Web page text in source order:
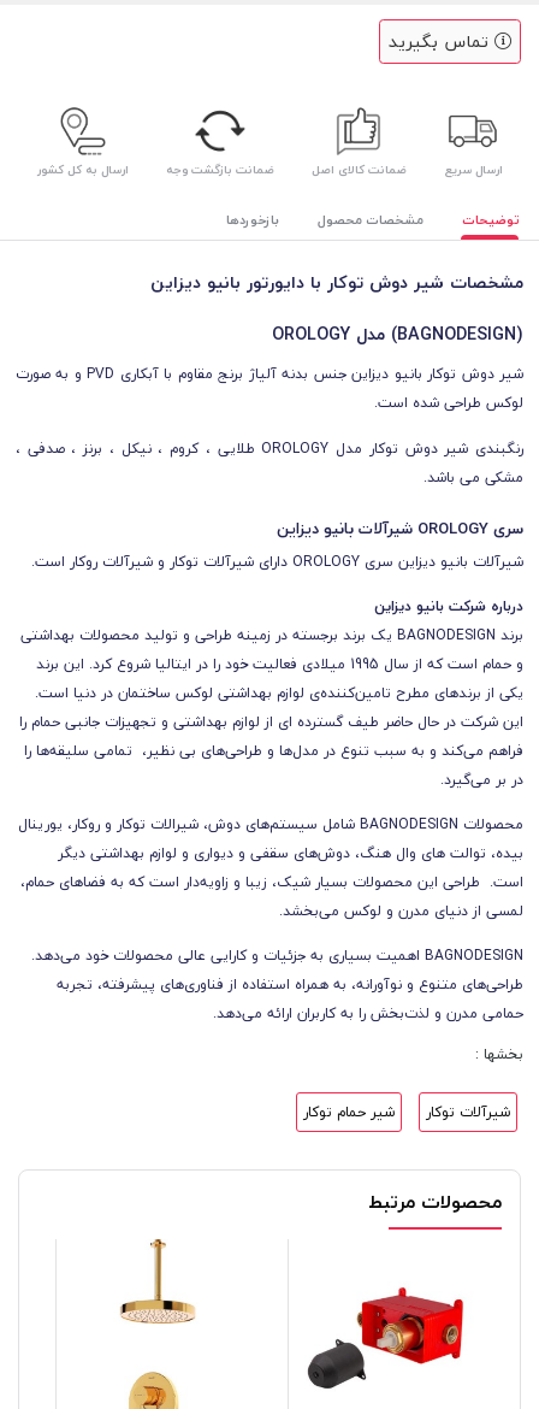
تماس بگیرید
ارسال سریع ضمانت کالای اصل ضمانت بازگشت وجه ارسال به کل کشور
توضیحات مشخصات محصول بازخوردها
مشخصات شیر دوش توکار با دایورتور بانیو دیزاین
(BAGNODESIGN) مدل OROLOGY
شیر دوش توکار بانیو دیزاین جنس بدنه آلیاژ برنج مقاوم با آبکاری PVD و به صورت
لوکس طراحی شده است.
رنگبندی شیر دوش توکار مدل OROLOGY طلایی ، کروم ، نیکل ، برنز ، صدفی ،
مشکی می باشد.
سری OROLOGY شیرآلات بانیو دیزاین
شیرآلات بانیو دیزاین سری OROLOGY دارای شیرآلات توکار و شیرآلات روکار است.
درباره شرکت بانیو دیزاین
برند BAGNODESIGN یک برند برجسته در زمینه طراحی و تولید محصولات بهداشتی
و حمام است که از سال 1995 میلادی فعالیت خود را در ایتالیا شروع کرد.
این برند
یکی از برندهای مطرح تامین‌کننده‌ی لوازم بهداشتی لوکس ساختمان در دنیا است.
این شرکت در حال حاضر طیف گسترده ای از لوازم بهداشتی و تجهیزات جانبی حمام را
فراهم می‌کند و به سبب تنوع در مدل‌ها و طراحی‌های بی نظیر، تمامی سلیقه‌ها را
در بر می‌گیرد.
محصولات BAGNODESIGN شامل سیستم‌های دوش، شیرالات توکار و روکار، یورینال
بیده، توالت های وال هنگ، دوش‌های سقفی و دیواری و لوازم بهداشتی دیگر
است. طراحی این محصولات بسیار شیک، زیبا و زاویه‌دار است که به فضاهای حمام،
لمسی از دنیای مدرن و لوکس می‌بخشد.
BAGNODESIGN اهمیت بسیاری به جزئیات و کارایی عالی محصولات خود می‌دهد.
طراحی‌های متنوع و نوآورانه، به همراه استفاده از فناوری‌های پیشرفته، تجربه
حمامی مدرن و لذت‌بخش را به کاربران ارائه می‌دهد.
بخشها :
شیرآلات توکار شیر حمام توکار
محصولات مرتبط